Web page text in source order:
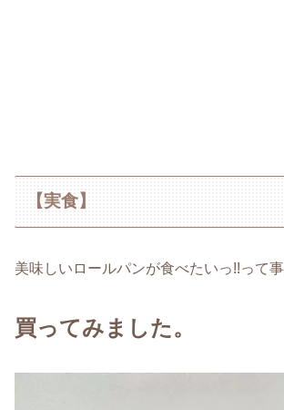
【実食】
美味しいロールパンが食べたいっ!!って事
買ってみました。